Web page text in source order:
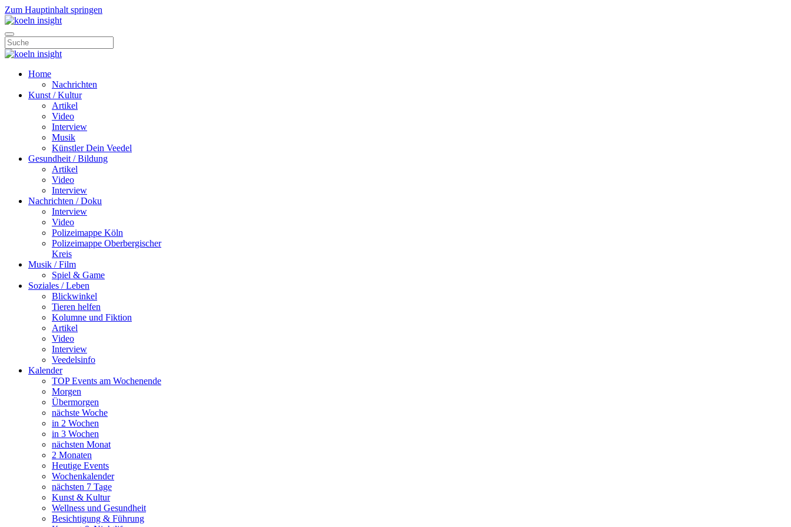
Zum Hauptinhalt springen
Home
Nachrichten
Kunst / Kultur
Artikel
Video
Interview
Musik
Künstler Dein Veedel
Gesundheit / Bildung
Artikel
Video
Interview
Nachrichten / Doku
Interview
Video
Polizeimappe Köln
Polizeimappe Oberbergischer
Kreis
Musik / Film
Spiel & Game
Soziales / Leben
Blickwinkel
Tieren helfen
Kolumne und Fiktion
Artikel
Video
Interview
Veedelsinfo
Kalender
TOP Events am Wochenende
Morgen
Übermorgen
nächste Woche
in 2 Wochen
in 3 Wochen
nächsten Monat
2 Monaten
Heutige Events
Wochenkalender
nächsten 7 Tage
Kunst & Kultur
Wellness und Gesundheit
Besichtigung & Führung